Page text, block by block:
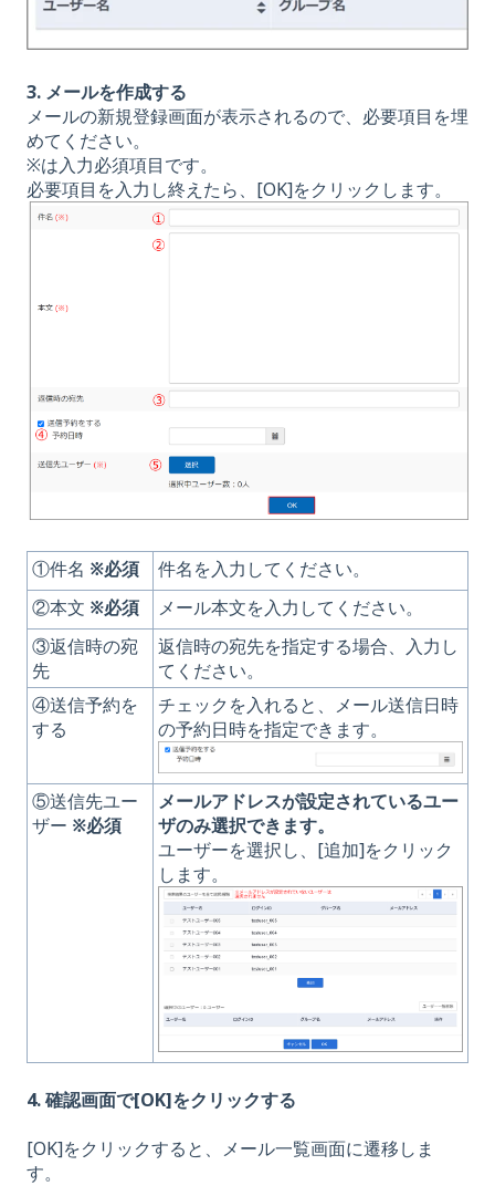
3. メールを作成する
メールの新規登録画面が表示されるので、必要項目を埋
めてください。
※は入力必須項目です。
必要項目を入力し終えたら、[OK]をクリックします。
①件名 ※必須
件名を入力してください。
②本文 ※必須
メール本文を入力してください。
③返信時の宛
先
返信時の宛先を指定する場合、入力し
てください。
④送信予約を
する
チェックを入れると、メール送信日時
の予約日時を指定できます。
⑤送信先ユー
ザー ※必須
メールアドレスが設定されているユー
ザのみ選択できます。
ユーザーを選択し、[追加]をクリック
します。
4. 確認画面で[OK]をクリックする
[OK]をクリックすると、メール一覧画面に遷移しま
す。